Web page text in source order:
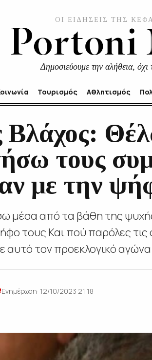
ΟΙ ΕΙΔΗΣΕΙΣ ΤΗΣ
Δημοσιεύουμε την αλήθεια, όχι
Τουρισμός Αθλητισμός
Βλάχος:
τους
με την
μέσα από τα βάθη της
τους Και πού παρόλες
τον προεκλογικό
Ενημέρωση: 12/10/2023 21:18